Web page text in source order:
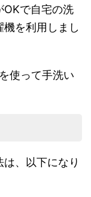
OKで自宅の洗
を利用しまし
使って手洗い
、以下になり